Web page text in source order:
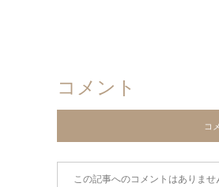
コメント
コ
この記事へのコメントはありませ